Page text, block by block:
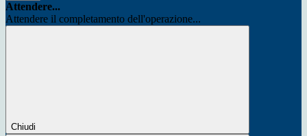
Attendere...
Attendere il completamento dell'operazione...
Chiudi